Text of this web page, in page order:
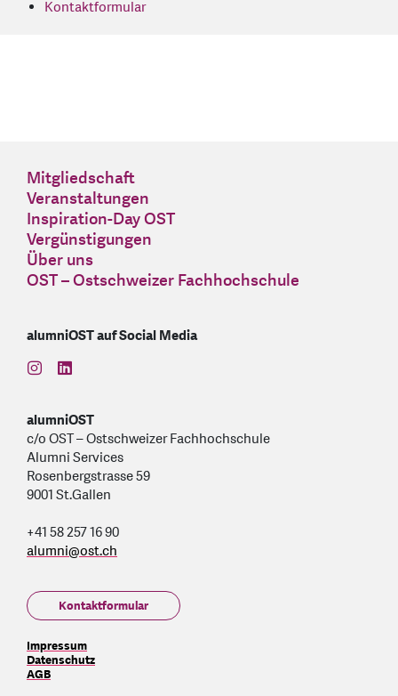
Kontaktformular
Mitgliedschaft
Veranstaltungen
Inspiration-Day OST
Vergünstigungen
Über uns
OST – Ostschweizer Fachhochschule
alumniOST auf Social Media
find us on: instagram
find us on: linkedin
alumniOST
c/o OST – Ostschweizer Fachhochschule
Alumni Services
Rosenbergstrasse 59
9001 St.Gallen
+41 58 257 16 90
alumni@ost.ch
Kontaktformular
Impressum
Datenschutz
AGB